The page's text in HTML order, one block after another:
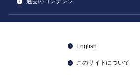
過去のコンテンツ
English
このサイトについて